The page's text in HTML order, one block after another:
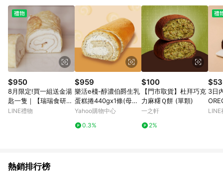
$950
8月限定!買一組送金湯
匙一隻｜【瑞瑞食研
所】宮廷千層捲-經典
LINE禮物
$959
樂活e棧-醇濃伯爵生乳
蛋糕捲440gx1條(母親
節 父親節 生日蛋糕)
Yahoo購物中心
0.3%
$100
【門市取貨】杜拜巧克
力麻糬Ｑ餅 (單顆)
一之軒
2%
3日
LINE
熱銷排行榜